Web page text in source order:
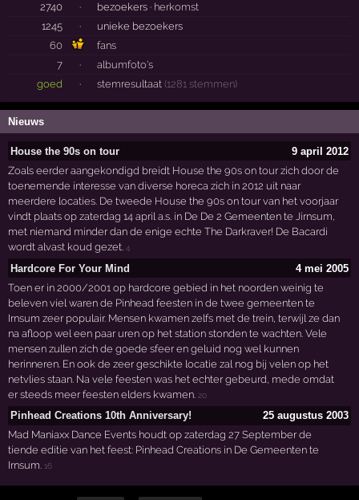
2740
· bezoekers · herkomst
1245
·
unieke bezoekers
60
fans
7
·
albumfoto's
goed
· stemresultaat (1281 stemmen)
Nieuws
House the 90s on tour
9 april 2012
Zoals eerder aangekondigd breidt House the 90s on tour zich door de
toenemende interesse van diverse horeca zich in 2012 uit naar
meerdere locaties. De tweede House the 90s on tour van het voorjaar
vindt plaats op zaterdag 14 april a.s. in De De 2 Gemeenten te Jirnsum,
met niemand minder dan de enige echte The Darkraver! De Bacardi
wordt alvast koud gezet.4
Hardcore For Your Mind
4 mei 2005
Toen er in 2000/2001 op hardcore gebied in het noorden weinig te
beleven viel waren de Pinhead feesten in de twee gemeenten te
Irnsum zeer populair. Mensen kwamen zelfs met de trein, terwijl ze dan
na afloop wel een paar uren op het station stonden te wachten. Vele
mensen zullen zich de goede sfeer en geluid nog wel kunnen
herinneren. En ook de zeer geschikte locatie zal nog bij velen op het
netvlies staan. Na vele feesten was het echter gebeurd, mede omdat
er steeds meer feesten elders kwamen. 20
Pinhead Creations 10th Anniversary!
25 augustus 2003
Mad Maniaxx Dance Events houdt op zaterdag 27 September de
tiende editie van het feest: Pinhead Creations in De Gemeenten te
Irnsum.16